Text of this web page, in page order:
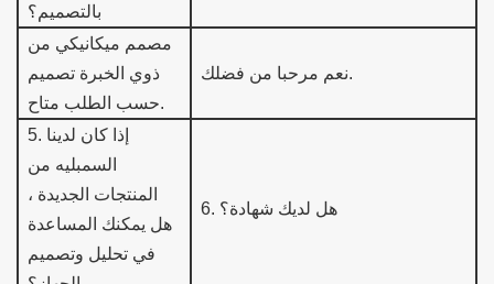
بالتصميم؟
مصمم ميكانيكي من
ذوي الخبرة تصميم
حسب الطلبمتاح.
نعم مرحبا من فضلك.
5. إذا كان لدينا
السمبليه من
المنتجات الجديدة ،
هل يمكنك المساعدة
في تحليل وتصميم
6. هل لديك شهادة؟